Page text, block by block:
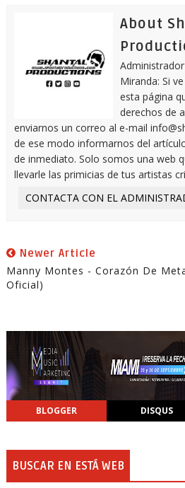
About
Miranda: Si
esta página
derechos de
enviarnos un correo al e-mail
de ese modo informarnos del
de inmediato. Solo somos una web
llevarle las primicias de tus artistas
CONTACTA CON EL
Newer Article
Manny Montes - Corazón De
Oficial)
BLOGGER DISQUS
BUSCAR EN ESTÁ WEB